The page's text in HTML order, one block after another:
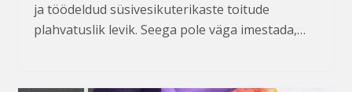
ja töödeldud süsivesikuterikaste toitude
plahvatuslik levik. Seega pole väga imestada,…